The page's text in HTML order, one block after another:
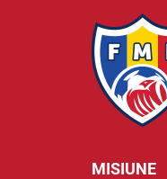
MISIUNE